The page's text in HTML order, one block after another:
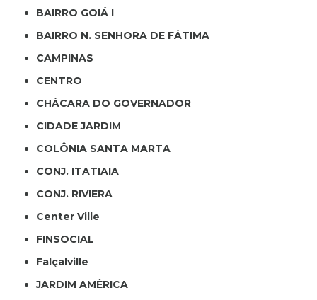
BAIRRO GOIÁ I
BAIRRO N. SENHORA DE FÁTIMA
CAMPINAS
CENTRO
CHÁCARA DO GOVERNADOR
CIDADE JARDIM
COLÔNIA SANTA MARTA
CONJ. ITATIAIA
CONJ. RIVIERA
Center Ville
FINSOCIAL
Falçalville
JARDIM AMÉRICA